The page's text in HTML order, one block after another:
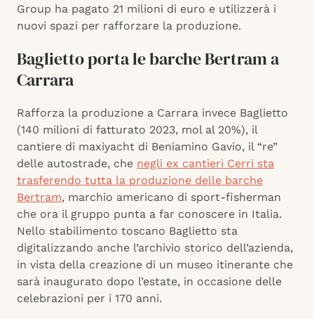
Group ha pagato 21 milioni di euro e utilizzerà i
nuovi spazi per rafforzare la produzione.
Baglietto porta le barche Bertram a
Carrara
Rafforza la produzione a Carrara invece Baglietto
(140 milioni di fatturato 2023, mol al 20%), il
cantiere di maxiyacht di Beniamino Gavio, il “re”
delle autostrade, che negli ex cantieri Cerri sta
trasferendo tutta la produzione delle barche
Bertram, marchio americano di sport-fisherman
che ora il gruppo punta a far conoscere in Italia.
Nello stabilimento toscano Baglietto sta
digitalizzando anche l’archivio storico dell’azienda,
in vista della creazione di un museo itinerante che
sarà inaugurato dopo l’estate, in occasione delle
celebrazioni per i 170 anni.